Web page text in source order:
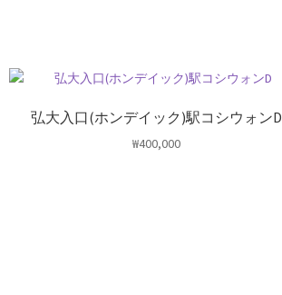
弘大入口(ホンデイック)駅コシウォンD
₩400,000